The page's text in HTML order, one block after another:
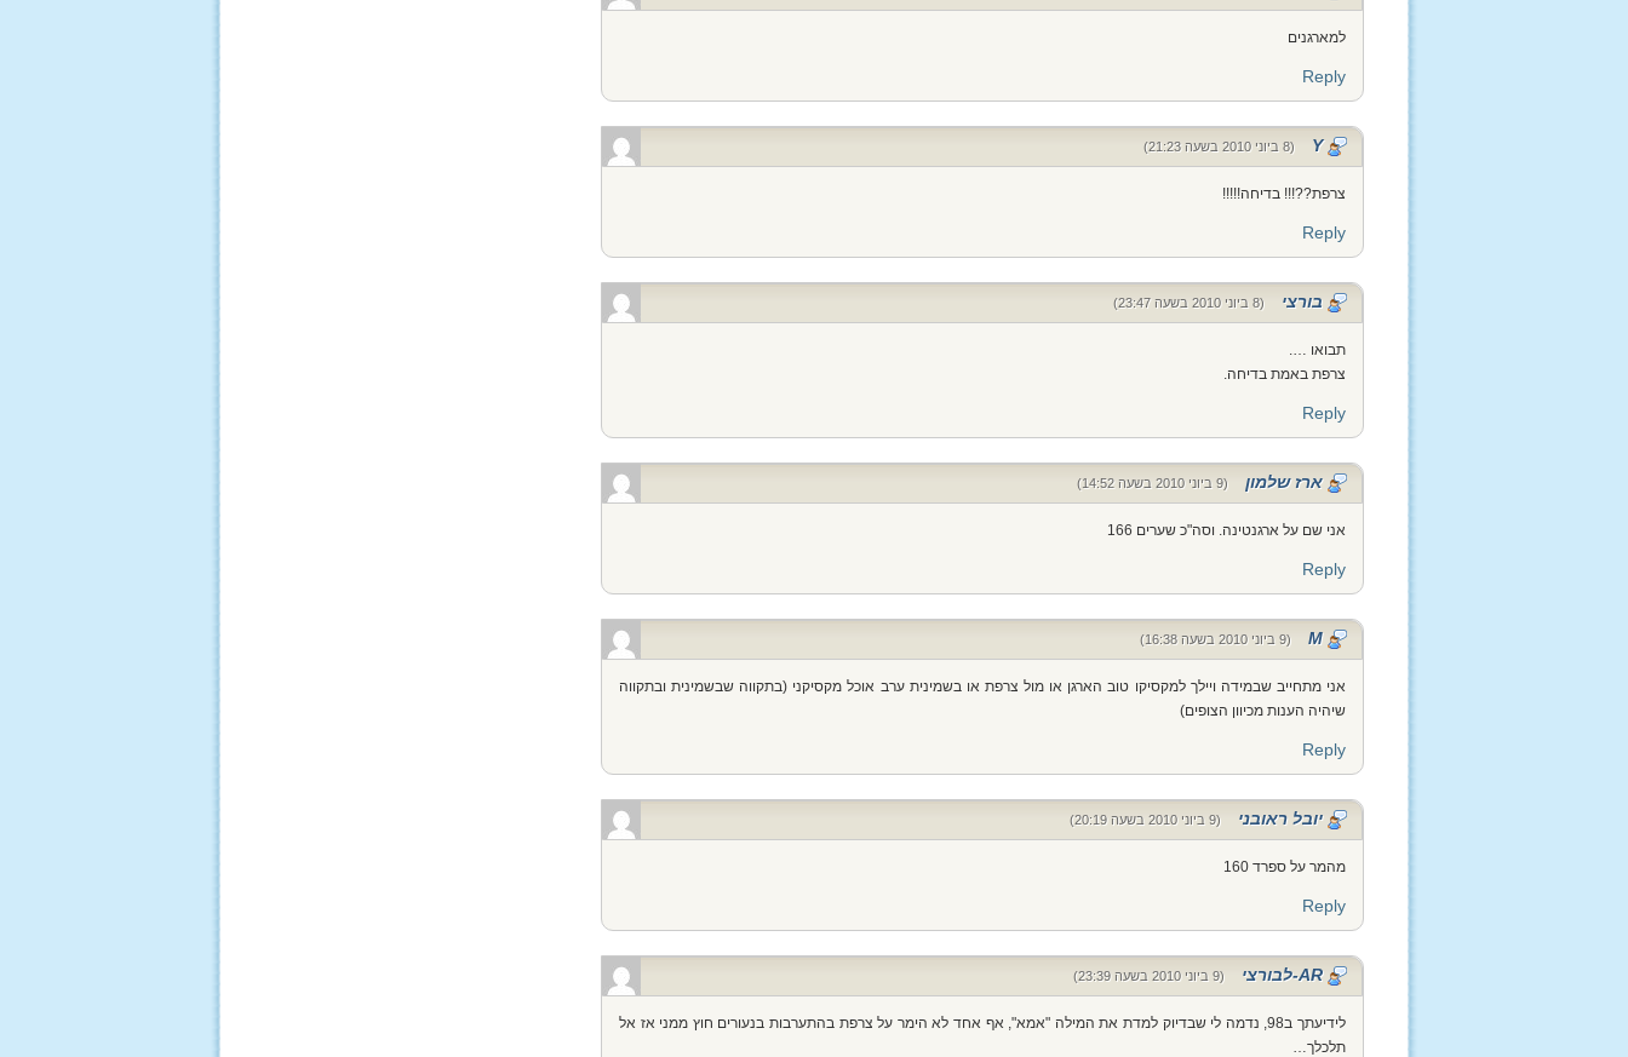
למארגנים
Reply
Y (8 ביוני 2010 בשעה 21:23)
צרפת??!!! בדיחה!!!!!
Reply
בורצי (8 ביוני 2010 בשעה 23:47)
תבואו ….
צרפת באמת בדיחה.
Reply
ארז שלמון (9 ביוני 2010 בשעה 14:52)
אני שם על ארגנטינה. וסה"כ שערים 166
Reply
M (9 ביוני 2010 בשעה 16:38)
אני מתחייב שבמידה ויילך למקסיקו טוב הארגן או מול צרפת או בשמינית ערב אוכל מקסיקני (בתקווה שבשמינית ובתקווה
שיהיה הענות מכיוון הצופים)
Reply
יובל ראובני (9 ביוני 2010 בשעה 20:19)
מהמר על ספרד 160
Reply
AR-לבורצי (9 ביוני 2010 בשעה 23:39)
לידיעתך ב98, נדמה לי שבדיוק למדת את המילה "אמא", אף אחד לא הימר על צרפת בהתערבות בנעורים חוץ ממני אז אל
תלכלך…